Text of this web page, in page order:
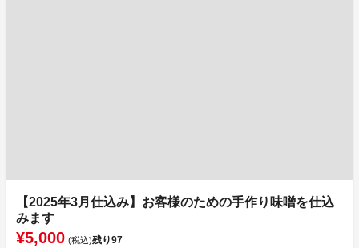
【2025年3月仕込み】お客様のための手作り味噌を仕込
みます
¥5,000 (税込)残り97